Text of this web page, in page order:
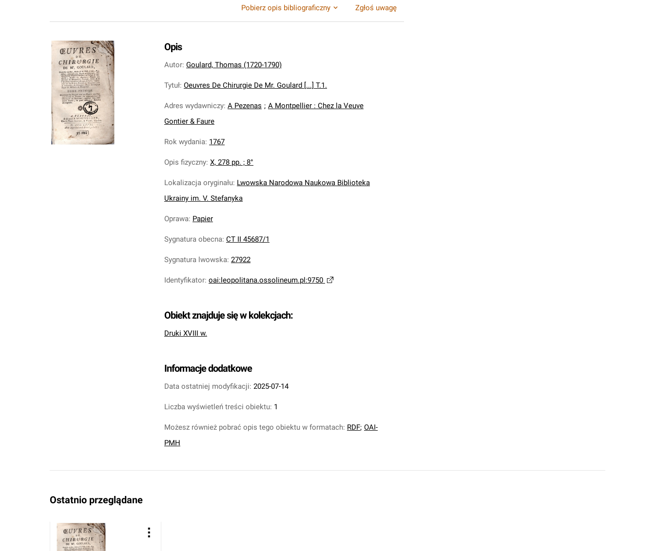
Pobierz opis bibliograficzny
Zgłoś uwagę
Opis
Autor: Goulard, Thomas (1720-1790)
Tytuł: Oeuvres De Chirurgie De Mr. Goulard [...] T.1.
Adres wydawniczy: A Pezenas ; A Montpellier : Chez la Veuve
Gontier & Faure
Rok wydania: 1767
Opis fizyczny: X, 278 pp. ; 8°
Lokalizacja oryginału: Lwowska Narodowa Naukowa Biblioteka
Ukrainy im. V. Stefanyka
Oprawa: Papier
Sygnatura obecna: CT II 45687/1
Sygnatura lwowska: 27922
Identyfikator: oai:leopolitana.ossolineum.pl:9750
Obiekt znajduje się w kolekcjach:
Druki XVIII w.
Informacje dodatkowe
Data ostatniej modyfikacji: 2025-07-14
Liczba wyświetleń treści obiektu: 1
Możesz również pobrać opis tego obiektu w formatach: RDF; OAI-
PMH
Ostatnio przeglądane